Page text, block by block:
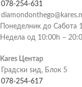
078-254-631
Понеделник до Сабота
Недела од 10:00h –
Kares Центар
Градски ѕид, Блок 5
078-254-617